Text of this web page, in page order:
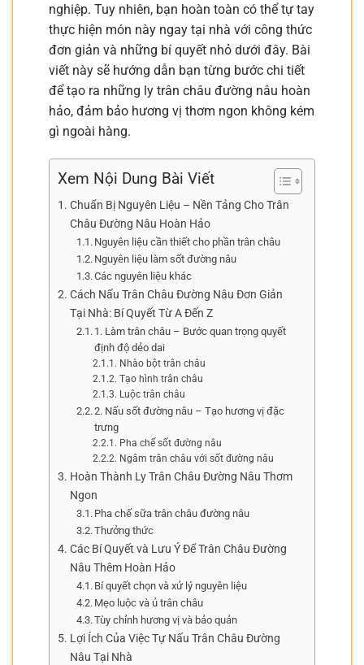
nghiệp. Tuy nhiên, bạn hoàn toàn có thể tự tay
thực hiện món này ngay tại nhà với công thức
đơn giản và những bí quyết nhỏ dưới đây. Bài
viết này sẽ hướng dẫn bạn từng bước chi tiết
để tạo ra những ly trân châu đường nâu hoàn
hảo, đảm bảo hương vị thơm ngon không kém
gì ngoài hàng.
Xem Nội Dung Bài Viết
Chuẩn Bị Nguyên Liệu – Nền Tảng Cho Trân
Châu Đường Nâu Hoàn Hảo
Nguyên liệu cần thiết cho phần trân châu
Nguyên liệu làm sốt đường nâu
Các nguyên liệu khác
Cách Nấu Trân Châu Đường Nâu Đơn Giản
Tại Nhà: Bí Quyết Từ A Đến Z
1. Làm trân châu – Bước quan trọng quyết
định độ dẻo dai
Nhào bột trân châu
Tạo hình trân châu
Luộc trân châu
2. Nấu sốt đường nâu – Tạo hương vị đặc
trưng
Pha chế sốt đường nâu
Ngâm trân châu với sốt đường nâu
Hoàn Thành Ly Trân Châu Đường Nâu Thơm
Ngon
Pha chế sữa trân châu đường nâu
Thưởng thức
Các Bí Quyết và Lưu Ý Để Trân Châu Đường
Nâu Thêm Hoàn Hảo
Bí quyết chọn và xử lý nguyên liệu
Mẹo luộc và ủ trân châu
Tùy chỉnh hương vị và bảo quản
Lợi Ích Của Việc Tự Nấu Trân Châu Đường
Nâu Tại Nhà